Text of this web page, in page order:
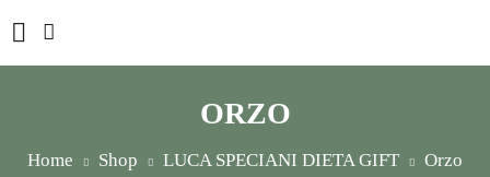
ORZO
Home Shop LUCA SPECIANI DIETA GIFT Orzo